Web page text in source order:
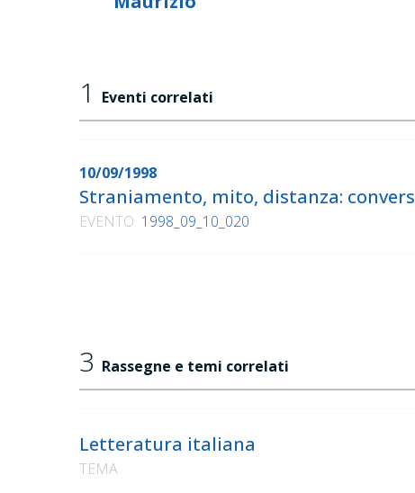
1 Eventi correlati
10/09/1998
Straniamento, mito, distanza:
EVENTO 1998_09_10_020
3 Rassegne e temi correlati
Letteratura italiana
TEMA